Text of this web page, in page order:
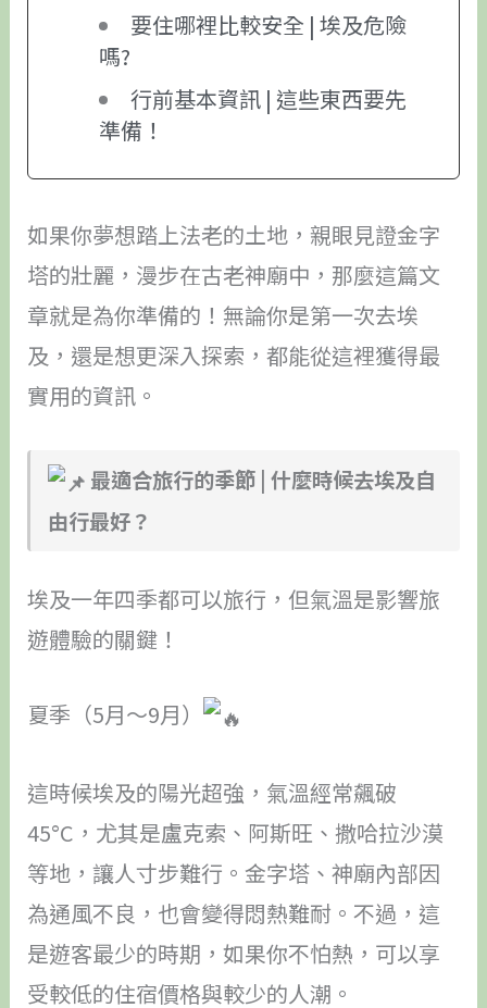
要住哪裡比較安全 | 埃及危險
嗎?
行前基本資訊 | 這些東西要先
準備！
如果你夢想踏上法老的土地，親眼見證金字
塔的壯麗，漫步在古老神廟中，那麼這篇文
章就是為你準備的！無論你是第一次去埃
及，還是想更深入探索，都能從這裡獲得最
實用的資訊。
最適合旅行的季節 | 什麼時候去埃及自
由行最好？
埃及一年四季都可以旅行，但氣溫是影響旅
遊體驗的關鍵！
夏季（5月～9月）
這時候埃及的陽光超強，氣溫經常飆破
45°C，尤其是盧克索、阿斯旺、撒哈拉沙漠
等地，讓人寸步難行。金字塔、神廟內部因
為通風不良，也會變得悶熱難耐。不過，這
是遊客最少的時期，如果你不怕熱，可以享
受較低的住宿價格與較少的人潮。